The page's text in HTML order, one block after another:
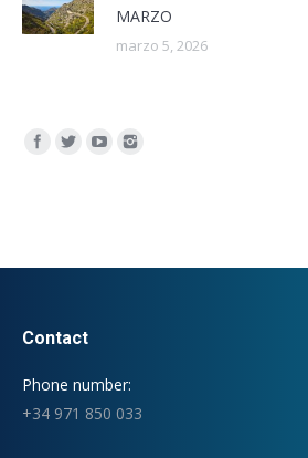
MARZO
marzo 5, 2026
Encuéntranos en:
Contact
Phone number:
+34 971 850 033